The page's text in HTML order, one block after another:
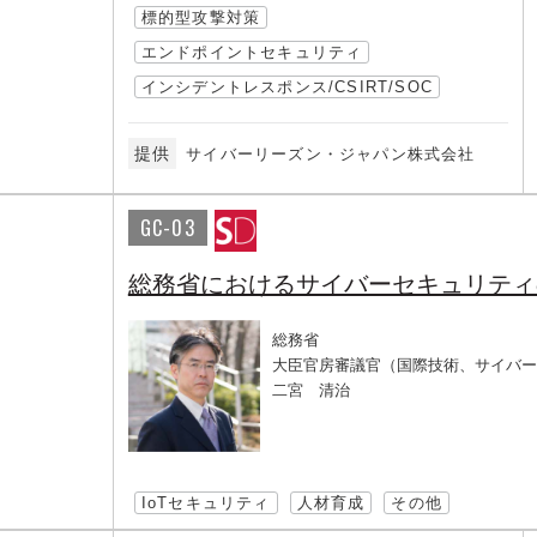
標的型攻撃対策
エンドポイントセキュリティ
インシデントレスポンス/CSIRT/SOC
提供 サイバーリーズン・ジャパン株式会社
GC-03
総務省におけるサイバーセキュリテ
総務省
大臣官房審議官（国際技術、サイバ
二宮 清治
IoTセキュリティ 人材育成 その他